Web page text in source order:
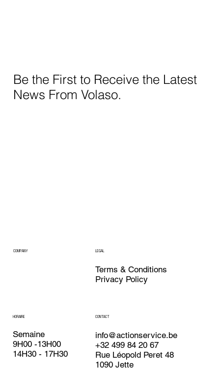
Be the First to Receive the Latest
News From Volaso.
COMPANY LEGAL
Privacy Policy
Terms & Conditions
HORAIRE
Semaine
9H00 -13H00
14H30 - 17H30
CONTACT
info@actionservice.be
+32 499 84 20 67
Rue Léopold Peret 48
1090 Jette